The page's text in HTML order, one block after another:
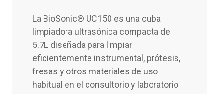
La BioSonic® UC150 es una cuba
limpiadora ultrasónica compacta de
5.7L diseñada para limpiar
eficientemente instrumental, prótesis,
fresas y otros materiales de uso
habitual en el consultorio y laboratorio
Pulse Sí para confirmar que usted es
profesional dental.